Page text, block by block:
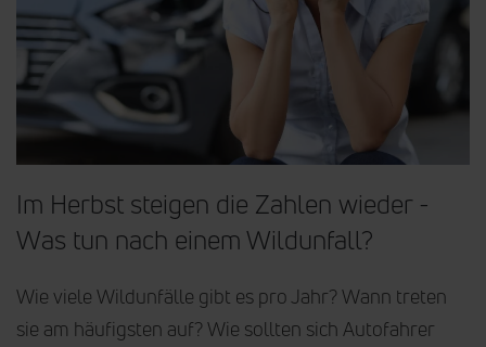
Im Herbst steigen die Zahlen wieder -
Was tun nach einem Wildunfall?
Wie viele Wildunfälle gibt es pro Jahr? Wann treten
sie am häufigsten auf? Wie sollten sich Autofahrer